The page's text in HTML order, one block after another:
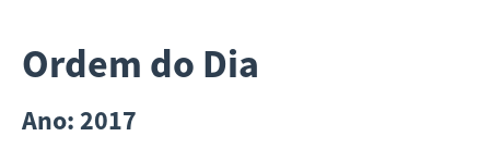
Ordem do Dia
Ano: 2017